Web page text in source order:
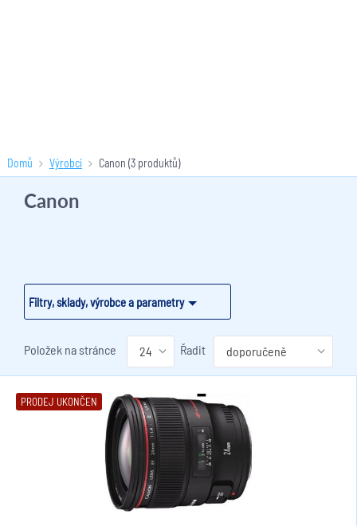
Domů Výrobci Canon (3 produktů)
Filtry, sklady, výrobce a parametry
Canon
Položek na stránce Řadit
PRODEJ UKONČEN